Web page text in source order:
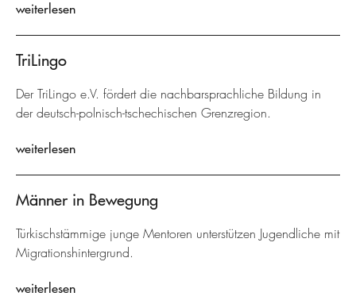
weiterlesen
TriLingo
Der TriLingo e.V. fördert die nachbarsprachliche Bildung in
der deutsch-polnisch-tschechischen Grenzregion.
weiterlesen
Männer in Bewegung
Türkischstämmige junge Mentoren unterstützen Jugendliche mit
Migrationshintergrund.
weiterlesen